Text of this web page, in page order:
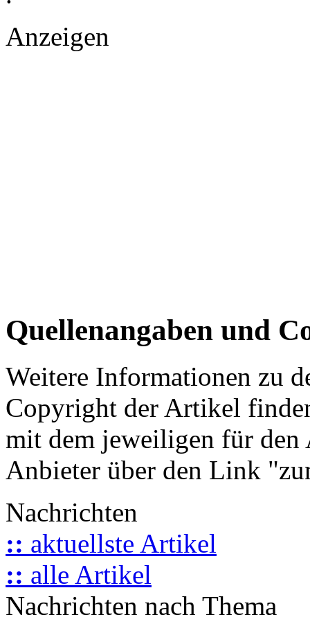
Anzeigen
Quellenangaben und
Weitere Informationen zu
Copyright der Artikel
mit dem jeweiligen für
Anbieter über den Link
Nachrichten
:: aktuellste Artikel
:: alle Artikel
Nachrichten nach Thema